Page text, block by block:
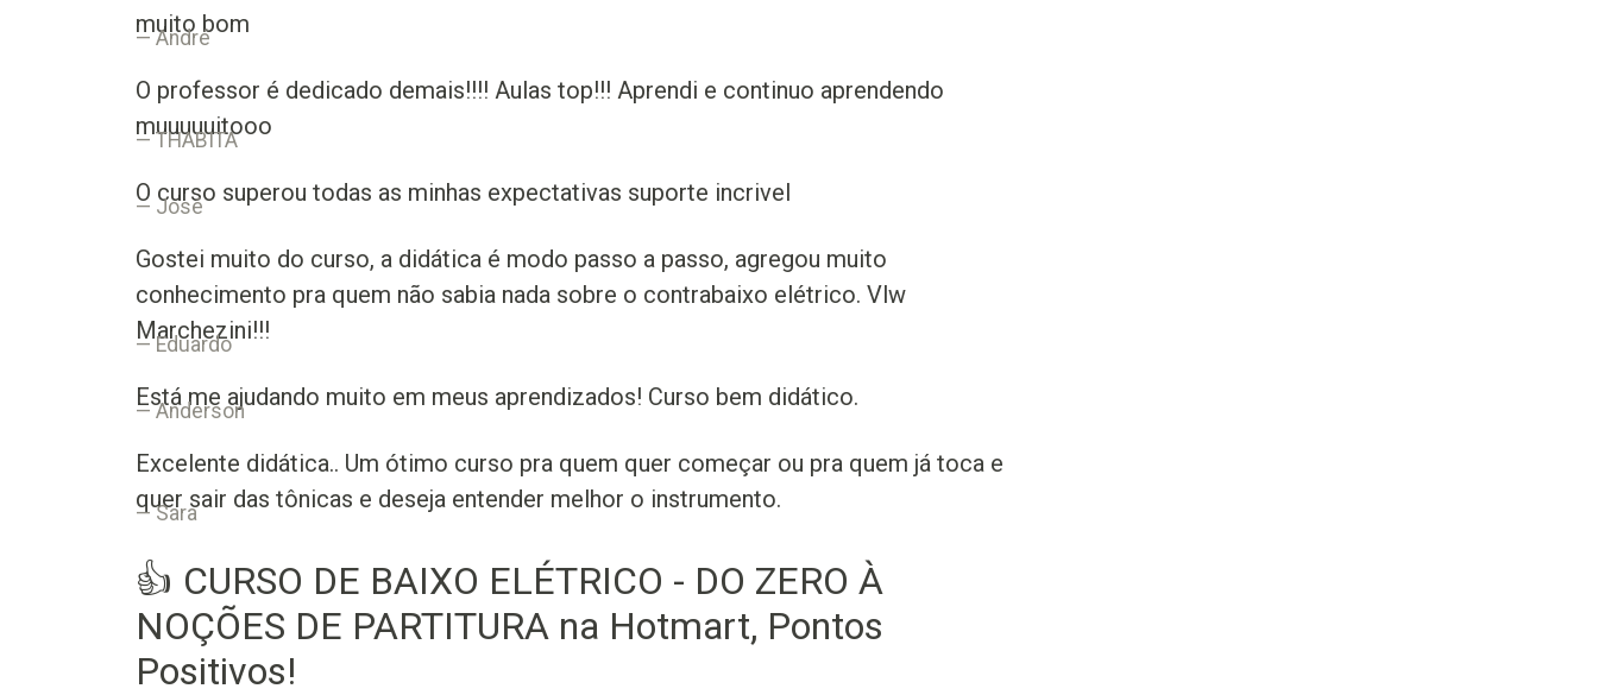
muito bom
André
O professor é dedicado demais!!!! Aulas top!!! Aprendi e continuo aprendendo
muuuuuitooo
THABITA
O curso superou todas as minhas expectativas suporte incrivel
José
Gostei muito do curso, a didática é modo passo a passo, agregou muito
conhecimento pra quem não sabia nada sobre o contrabaixo elétrico. Vlw
Marchezini!!!
Eduardo
Está me ajudando muito em meus aprendizados! Curso bem didático.
Anderson
Excelente didática.. Um ótimo curso pra quem quer começar ou pra quem já toca e
quer sair das tônicas e deseja entender melhor o instrumento.
Sara
👍 CURSO DE BAIXO ELÉTRICO - DO ZERO À
NOÇÕES DE PARTITURA na Hotmart, Pontos
Positivos!